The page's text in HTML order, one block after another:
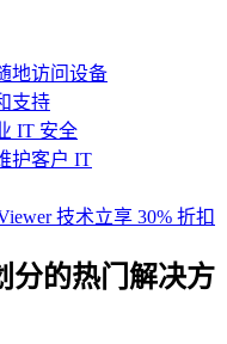
地访问设备
支持
IT 安全
护客户 IT
技术立享 30% 折扣
分的热门解决方